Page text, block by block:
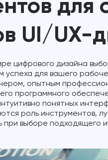
для
UI/UX-
цифрового дизайна
для вашего
опытным
программного
понятных
роль инструментов,
при выборе подходящего